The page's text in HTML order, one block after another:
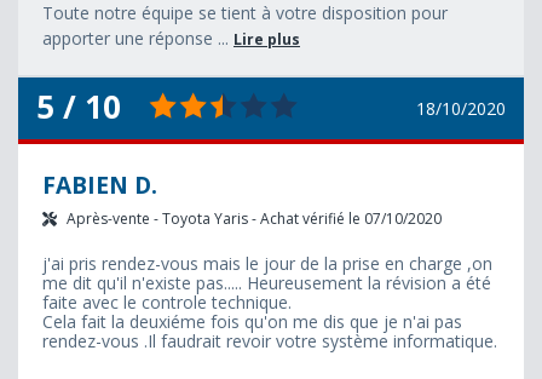
Toute notre équipe se tient à votre disposition pour
apporter une réponse ... Lire plus
5 / 10 18/10/2020
FABIEN D.
Après-vente - Toyota Yaris - Achat vérifié le 07/10/2020
j'ai pris rendez-vous mais le jour de la prise en charge ,on
me dit qu'il n'existe pas..... Heureusement la révision a été
faite avec le controle technique.
Cela fait la deuxiéme fois qu'on me dis que je n'ai pas
rendez-vous .Il faudrait revoir votre système informatique.